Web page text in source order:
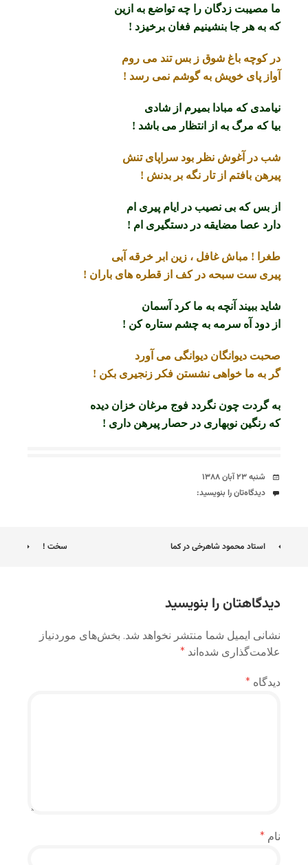
ما مصیبت زدگان را چه تواضع به ازین
که به هر جا بنشینیم فغان برخیزد !
در کوچه باغ شوق ز بس تند می روم
آواز پای خویش به گوشم نمی رسد !
نیامدی که مبادا بمیرم از شادی
بیا که مرگ به از انتظار می باشد !
شب در آغوش نظر بود سراپای تنش
پیرهن بافتم از تار نگه بر بدنش !
از بس که بی نصیب در ایام پیری ام
دارد عصا مضایقه در دستگیری ام !
طغرا ! مباش غافل ، زین ابر خرقه آبی
پیری ست سبحه در کف از قطره های باران !
شاید ببیند آنچه به ما کرد آسمان
از دود آه سرمه به چشم ستاره کن !
صحبت دیوانگان دیوانگی می آورد
گر به ما خواهی نشستن فکر زنجیری بکن !
به گردت چون نگردد فوج مرغان خزان دیده
که رنگین نوبهاری در حصار پیرهن داری !
تاریخ
شنبه ۲۳ آبان ۱۳۸۸
دیدگاه‌ها
دیدگاه‌تان را بنویسید:
ناوبری
استاد محمود شاهرخی در کما سخت !
دیدگاهتان را بنویسید
نشانی ایمیل شما منتشر نخواهد شد. بخش‌های موردنیاز
علامت‌گذاری شده‌اند *
دیدگاه *
نام *